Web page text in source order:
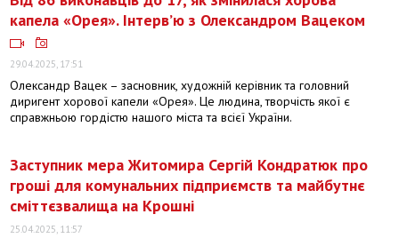
капела «Орея». Інтерв’ю з Олександром Вацеком
29.04.2025, 17:51
Олександр Вацек – засновник, художній керівник та головний
диригент хорової капели «Орея». Це людина, творчість якої є
справжньою гордістю нашого міста та всієї України.
Заступник мера Житомира Сергій Кондратюк про
гроші для комунальних підприємств та майбутнє
сміттєзвалища на Крошні
25.04.2025, 11:57